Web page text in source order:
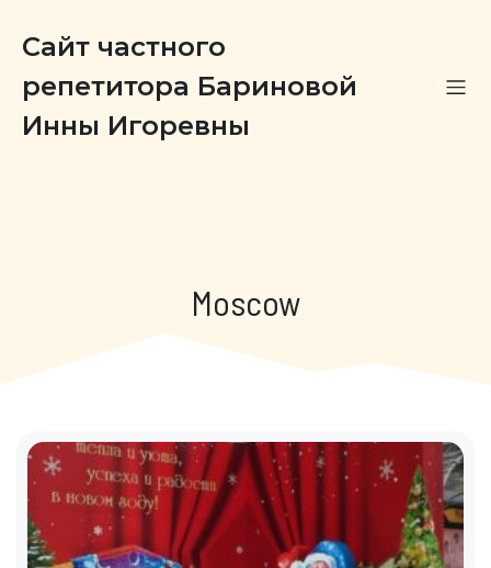
Сайт частного
репетитора Бариновой
Инны Игоревны
Moscow